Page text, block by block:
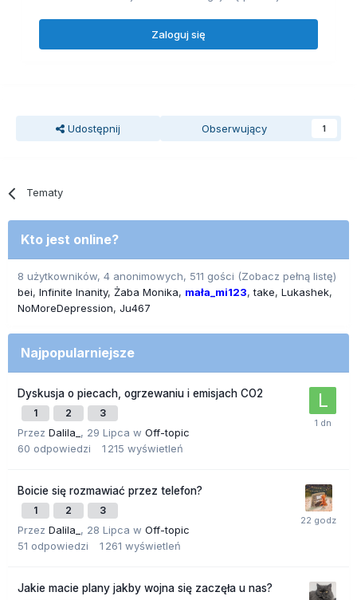
Zaloguj się
Udostępnij Obserwujący 1
Tematy
Kto jest online?
8 użytkowników, 4 anonimowych, 511 gości (Zobacz pełną listę)
bei Infinite Inanity Żaba Monika mała_mi123 take Lukashek
NoMoreDepression Ju467
Najpopularniejsze
Dyskusja o piecach, ogrzewaniu i emisjach CO2
1 2 3
Przez Dalila_ , 29 Lipca w Off-topic
60 odpowiedzi 1 215 wyświetleń
Boicie się rozmawiać przez telefon?
1 2 3
Przez Dalila_ , 28 Lipca w Off-topic
51 odpowiedzi 1 261 wyświetleń
Jakie macie plany jakby wojna się zaczęła u nas?